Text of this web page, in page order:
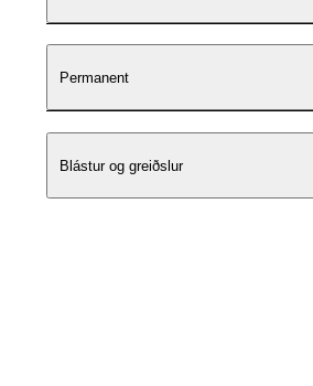
Permanent
Blástur og greiðslur